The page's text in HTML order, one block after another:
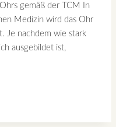
gemäß der TCM In
Medizin wird das Ohr
Je nachdem wie stark
ausgebildet ist,